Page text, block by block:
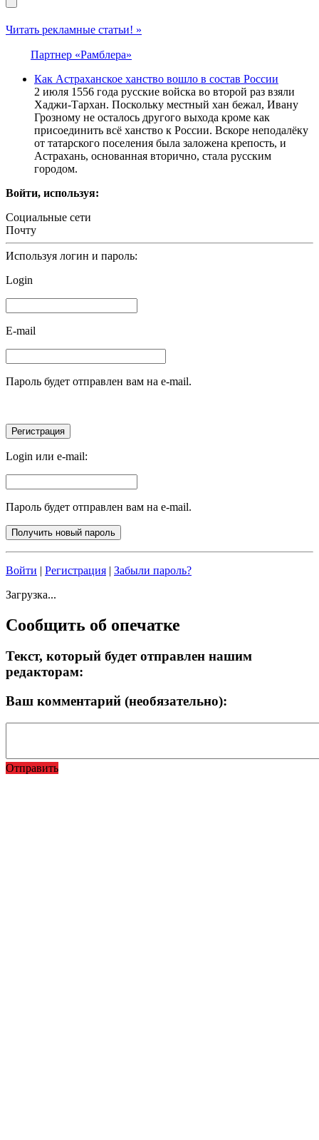
Читать рекламные статьи! »
Партнер «Рамблера»
Как Астраханское ханство вошло в состав России
2 июля 1556 года русские войска во второй раз взяли
Хаджи-Тархан. Поскольку местный хан бежал, Ивану
Грозному не осталось другого выхода кроме как
присоединить всё ханство к России. Вскоре неподалёку
от татарского поселения была заложена крепость, и
Астрахань, основанная вторично, стала русским
городом.
Войти, используя:
Социальные сети
Почту
Используя логин и пароль:
Login
E-mail
Пароль будет отправлен вам на e-mail.
Login или e-mail:
Пароль будет отправлен вам на e-mail.
Войти | Регистрация | Забыли пароль?
Загрузка...
Сообщить об опечатке
Текст, который будет отправлен нашим
редакторам:
Ваш комментарий (необязательно):
Отправить